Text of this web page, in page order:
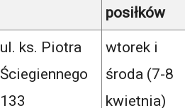
posiłków
ul. ks. Piotra
Ściegiennego
133
wtorek i
środa (7-8
kwietnia)